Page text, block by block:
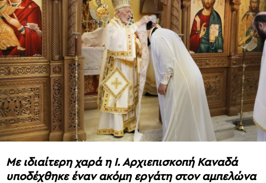
Με ιδιαίτερη χαρά η Ι. Αρχιεπισκοπή Καναδά
υποδέχθηκε έναν ακόμη εργάτη στον αμπελώνα